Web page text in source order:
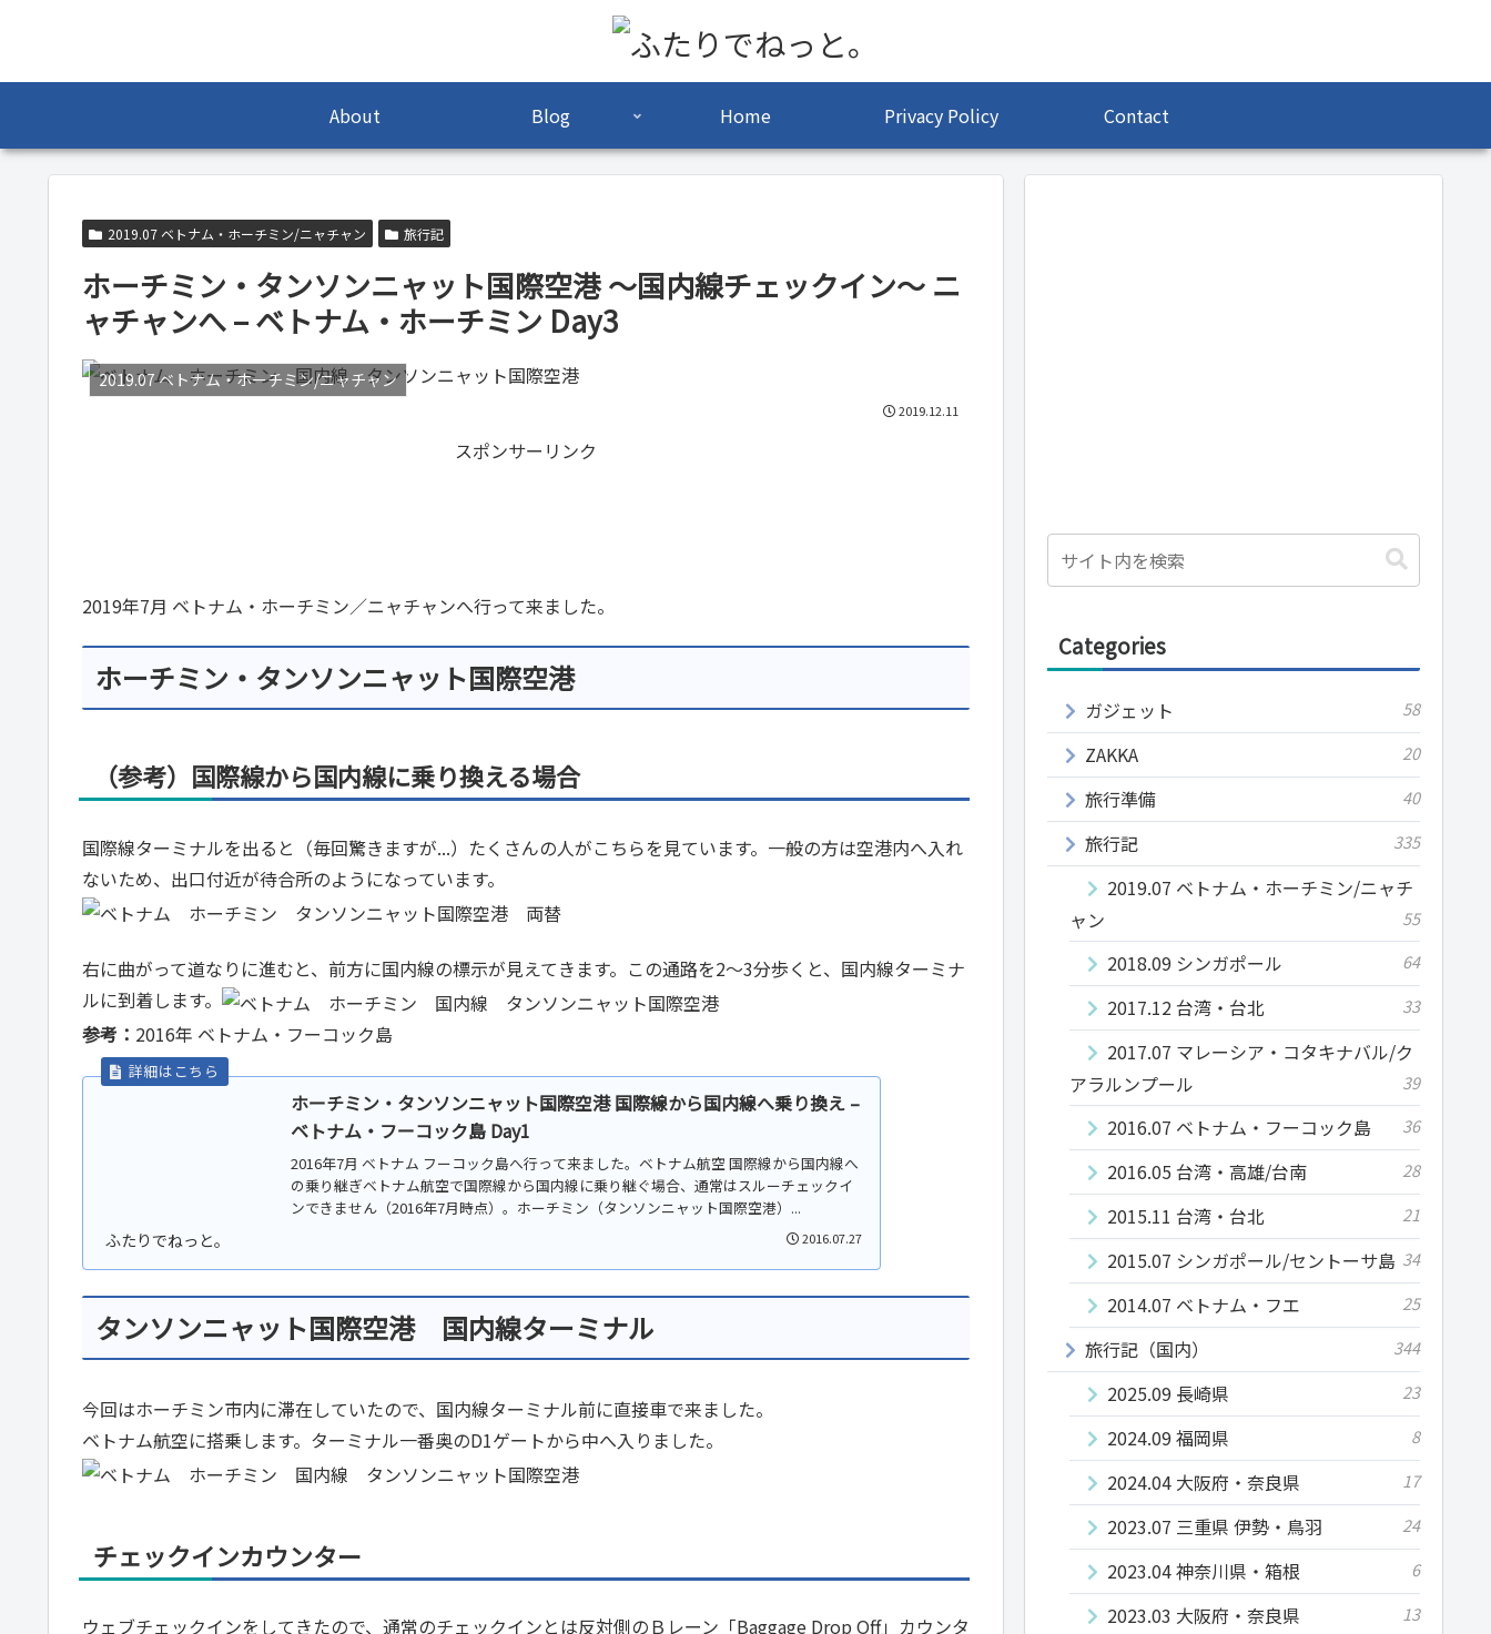
About Blog Home Privacy Policy Contact
2019.07 ベトナム・ホーチミン/ニャチャン 旅行記
ホーチミン・タンソンニャット国際空港 ～国内線チェックイン～ ニ
ャチャンへ – ベトナム・ホーチミン Day3
2019.07 ベトナム・ホーチミン/ニャチャン
2019.12.11
スポンサーリンク
2019年7月 ベトナム・ホーチミン／ニャチャンへ行って来ました。
ホーチミン・タンソンニャット国際空港
（参考）国際線から国内線に乗り換える場合
国際線ターミナルを出ると（毎回驚きますが...）たくさんの人がこちらを見ています。一般の方は空港内へ入れ
ないため、出口付近が待合所のようになっています。
右に曲がって道なりに進むと、前方に国内線の標示が見えてきます。この通路を2～3分歩くと、国内線ターミナ
ルに到着します。
参考： 2016年 ベトナム・フーコック島
ホーチミン・タンソンニャット国際空港 国際線から国内線へ乗り換え –
ベトナム・フーコック島 Day1
2016年7月 ベトナム フーコック島へ行って来ました。ベトナム航空 国際線から国内線へ
の乗り継ぎベトナム航空で国際線から国内線に乗り継ぐ場合、通常はスルーチェックイ
ンできません（2016年7月時点）。ホーチミン（タンソンニャット国際空港）...
2016.07.27
タンソンニャット国際空港 国内線ターミナル
今回はホーチミン市内に滞在していたので、国内線ターミナル前に直接車で来ました。
ベトナム航空に搭乗します。ターミナル一番奥のD1ゲートから中へ入りました。
チェックインカウンター
ウェブチェックインをしてきたので、通常のチェックインとは反対側のＢレーン「Baggage Drop Off」カウンタ
Categories
ガジェット 58
ZAKKA 20
旅行準備 40
旅行記 335
2019.07 ベトナム・ホーチミン/ニャチ
ャン
55
2018.09 シンガポール 64
2017.12 台湾・台北 33
2017.07 マレーシア・コタキナバル/ク
アラルンプール
39
2016.07 ベトナム・フーコック島 36
2016.05 台湾・高雄/台南 28
2015.11 台湾・台北 21
2015.07 シンガポール/セントーサ島 34
2014.07 ベトナム・フエ 25
旅行記（国内） 344
2025.09 長崎県 23
2024.09 福岡県 8
2024.04 大阪府・奈良県 17
2023.07 三重県 伊勢・鳥羽 24
2023.04 神奈川県・箱根 6
2023.03 大阪府・奈良県 13